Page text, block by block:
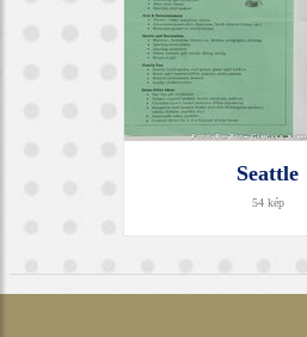
Seattle
54 kép